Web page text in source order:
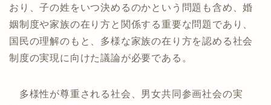
おり、子の姓をいつ決めるのかという問題も含め、婚
姻制度や家族の在り方と関係する重要な問題であり、
国民の理解のもと、多様な家族の在り方を認める社会
制度の実現に向けた議論が必要である。
多様性が尊重される社会、男女共同参画社会の実